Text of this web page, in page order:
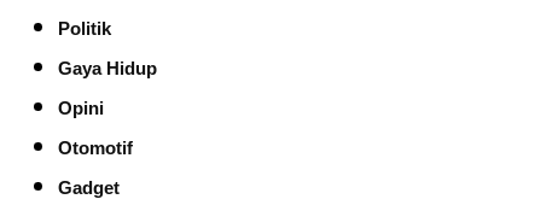
Politik
Gaya Hidup
Opini
Otomotif
Gadget